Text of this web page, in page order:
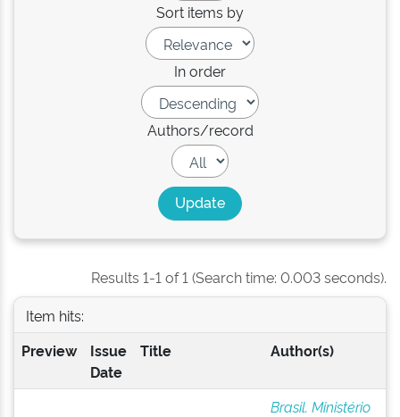
Sort items by
In order
Authors/record
Results 1-1 of 1 (Search time: 0.003 seconds).
Item hits:
Preview
Issue
Date
Title Author(s)
Brasil. Ministério